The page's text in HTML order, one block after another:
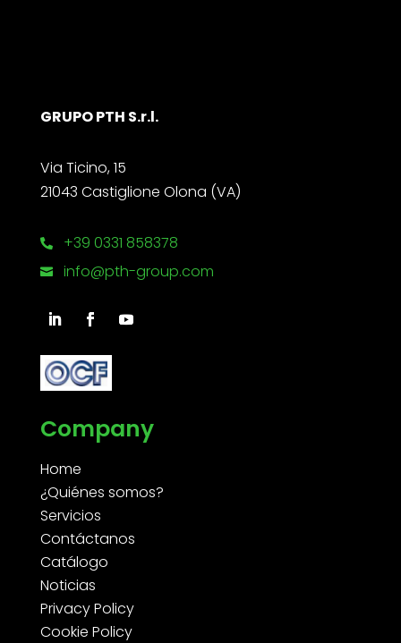
GRUPO PTH S.r.l.
Via Ticino, 15
21043 Castiglione Olona (VA)
 +39 0331 858378
 info@pth-group.com
Company
Home
¿Quiénes somos?
Servicios
Contáctanos
Catálogo
Noticias
Privacy Policy
Cookie Policy